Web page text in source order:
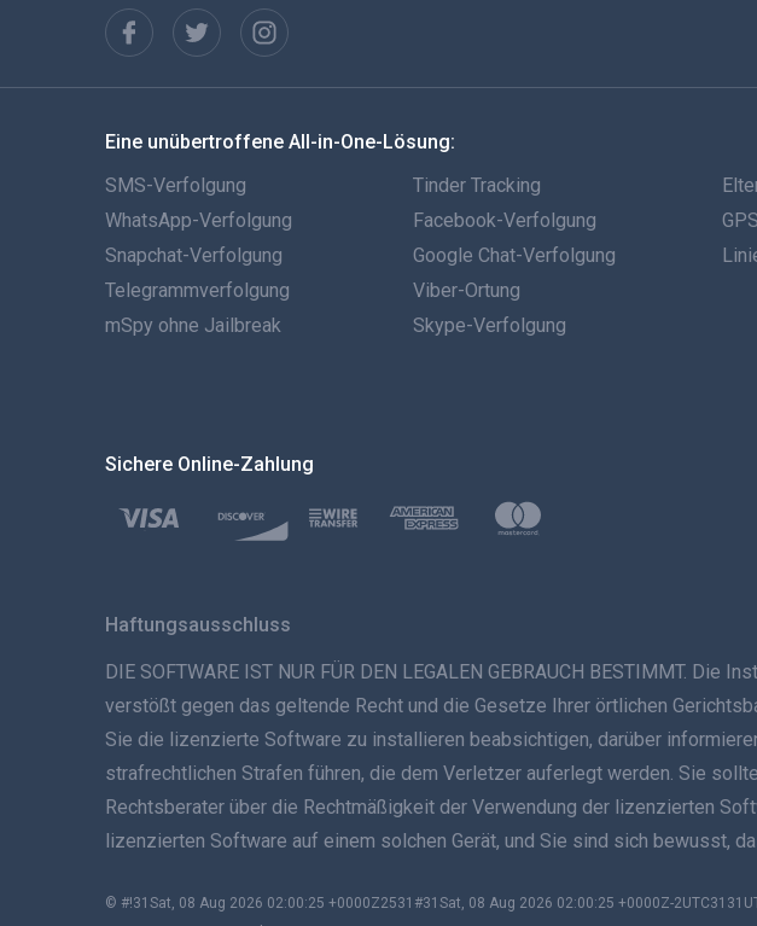
Eine unübertroffene All-in-One-Lösung:
SMS-Verfolgung
WhatsApp-Verfolgung
Snapchat-Verfolgung
Telegrammverfolgung
mSpy ohne Jailbreak
Tinder Tracking
Facebook-Verfolgung
Google Chat-Verfolgung
Viber-Ortung
Skype-Verfolgung
Sichere Online-Zahlung
Haftungsausschluss
DIE SOFTWARE IST NUR FÜR DEN LEGALEN GEBRAUCH BESTIMMT.
verstößt gegen das geltende Recht und die Gesetze Ihrer örtlichen
Sie die lizenzierte Software zu installieren beabsichtigen, darüber
strafrechtlichen Strafen führen, die dem Verletzer auferlegt werden. Sie
Rechtsberater über die Rechtmäßigkeit der Verwendung der lizenzierten
lizenzierten Software auf einem solchen Gerät, und Sie sind sich bewusst,
© #!31Sat, 08 Aug 2026 02:00:25 +0000Z2531#31Sat, 08 Aug 2026 02:00:25 +0000Z-